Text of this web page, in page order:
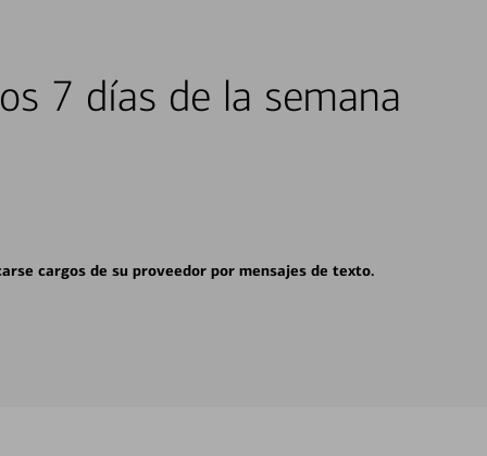
7 días de la semana
cargos de su proveedor por mensajes de texto.